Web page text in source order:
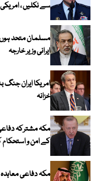
سے نکلیں ،
مسلمان متحد ہوں
ایرانی وزیر خارجہ
امریکا ایران جنگ
خزانہ
مکہ مشترکہ
کے امن و استحکام
مکہ دفاعی